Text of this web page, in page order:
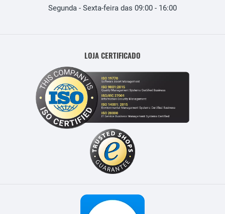
Segunda - Sexta-feira das 09:00 - 16:00
LOJA CERTIFICADO